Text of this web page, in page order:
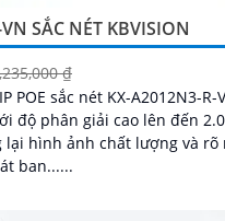
SẮC NÉT KBVISION
₫
POE sắc nét KX-A2012N3-R-
độ phân giải cao lên đến 2.0
hình ảnh chất lượng và rõ
ban......